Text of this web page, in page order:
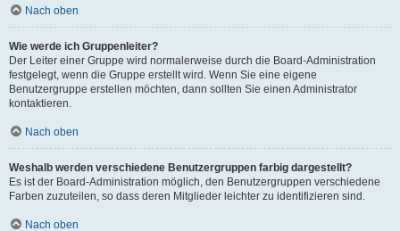
Nach oben
Wie werde ich Gruppenleiter?
Der Leiter einer Gruppe wird normalerweise durch die Board-Administration
festgelegt, wenn die Gruppe erstellt wird. Wenn Sie eine eigene
Benutzergruppe erstellen möchten, dann sollten Sie einen Administrator
kontaktieren.
Nach oben
Weshalb werden verschiedene Benutzergruppen farbig dargestellt?
Es ist der Board-Administration möglich, den Benutzergruppen verschiedene
Farben zuzuteilen, so dass deren Mitglieder leichter zu identifizieren sind.
Nach oben